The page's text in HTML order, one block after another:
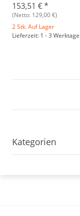
153,51 €*
(Netto: 129,00 €)
2 Stk. Auf Lager
Lieferzeit: 1 - 3 Werktage
Kategorien